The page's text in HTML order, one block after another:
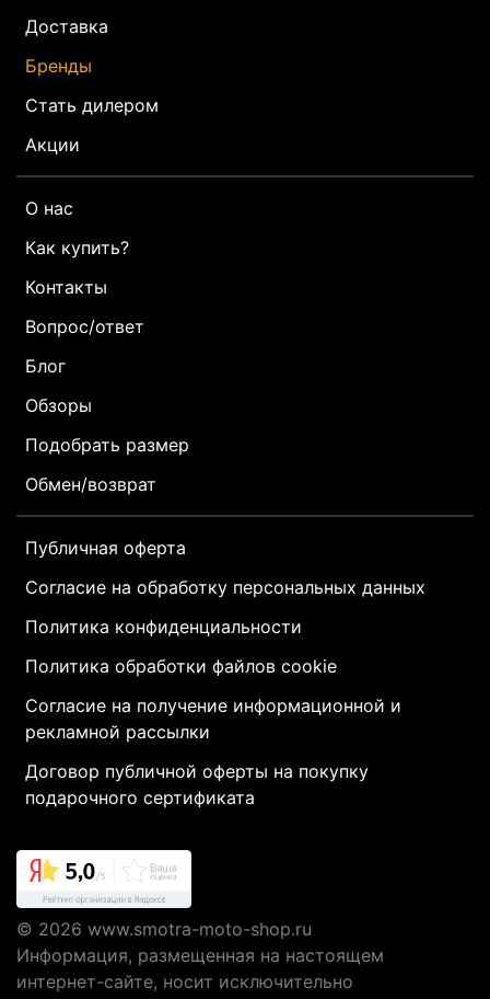
Доставка
Бренды
Стать дилером
Акции
О нас
Как купить?
Контакты
Вопрос/ответ
Блог
Обзоры
Подобрать размер
Обмен/возврат
Публичная оферта
Согласие на обработку персональных данных
Политика конфиденциальности
Политика обработки файлов cookie
Согласие на получение информационной и
рекламной рассылки
Договор публичной оферты на покупку
подарочного сертификата
© 2026 www.smotra-moto-shop.ru
Информация, размещенная на настоящем
интернет-сайте, носит исключительно